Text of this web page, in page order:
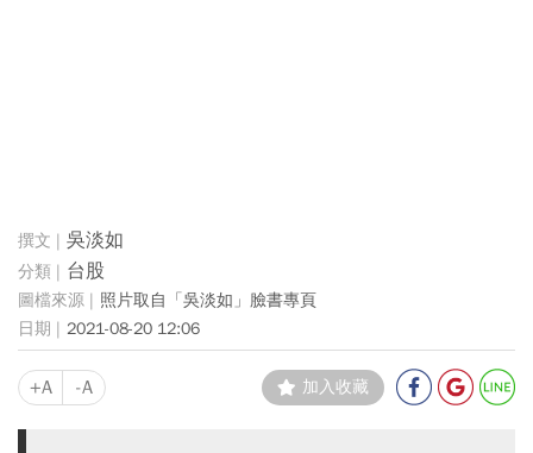
吳淡如
台股
照片取自「吳淡如」臉書專頁
2021-08-20 12:06
+A -A 加入收藏